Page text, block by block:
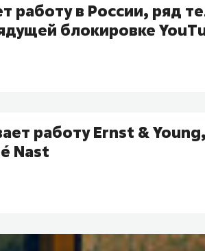
работу в России, ряд
блокировке
работу Ernst & Young,
Nast